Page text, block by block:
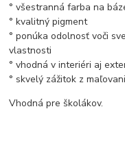
° všestranná farba na
° kvalitný pigment
° ponúka odolnosť voči
vlastnosti
° vhodná v interiéri aj
° skvelý zážitok z
Vhodná pre školákov.